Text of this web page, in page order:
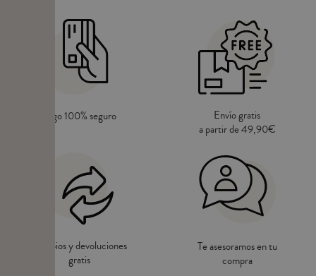
Pago 100% seguro
Envío gratis
a partir de 49,90€
Cambios y devoluciones
gratis
Te asesoramos en tu
compra